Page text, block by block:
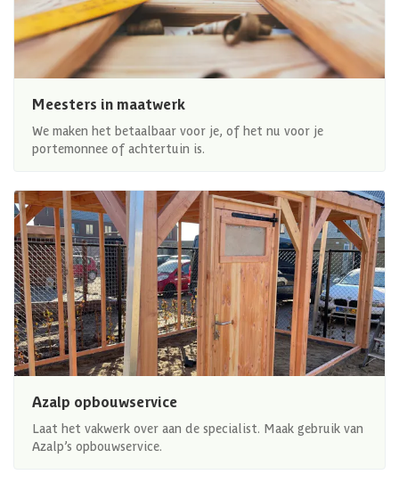
Meesters in maatwerk
We maken het betaalbaar voor je, of het nu voor je
portemonnee of achtertuin is.
Azalp opbouwservice
Laat het vakwerk over aan de specialist. Maak gebruik van
Azalp’s opbouwservice.